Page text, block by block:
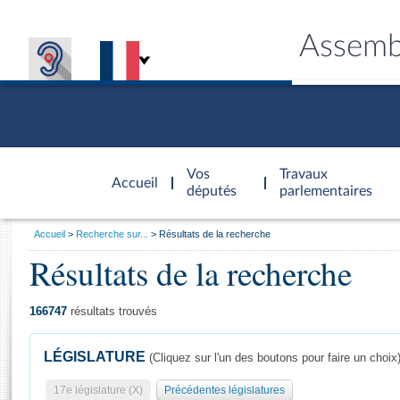
Accueil
d'accueil
Vos
députés
Travaux
parlementaires
Général
Vous
Accueil Recherche sur... Résultats de la recherche
Résultats de la recherche
166747 résultats trouvés
LÉGISLATURE (Cliquez sur l'un des boutons pour faire un choix)
17e législature (X) Précédentes législatures